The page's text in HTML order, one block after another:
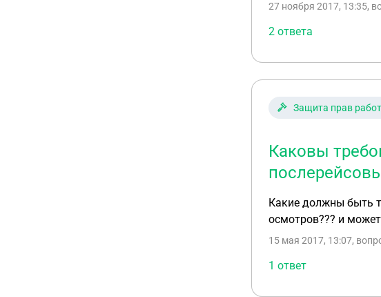
занятости и лишить пособия. Предлагаемая работа находится в 25 км от
пригородном
27 ноября 2017, 13:35,
2 ответа
Защита прав
Каковы
Какие должны быть
осмотров??? и
15 мая 2017, 13:07,
1 ответ